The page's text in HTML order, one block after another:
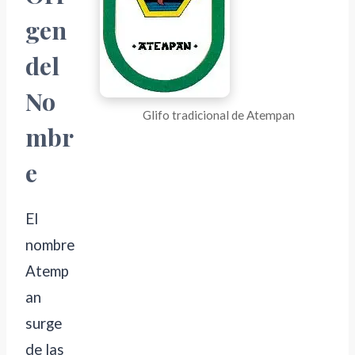
gen
del
No
mbr
e
El
nombre
Atemp
an
surge
de las
Glifo tradicional de Atempan